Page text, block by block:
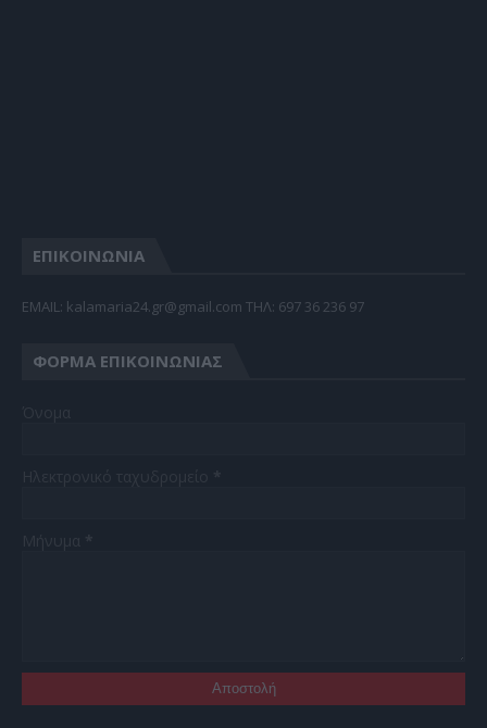
ΕΠΙΚΟΙΝΩΝΙΑ
EMAIL: kalamaria24.gr@gmail.com TΗΛ: 697 36 236 97
ΦΌΡΜΑ ΕΠΙΚΟΙΝΩΝΊΑΣ